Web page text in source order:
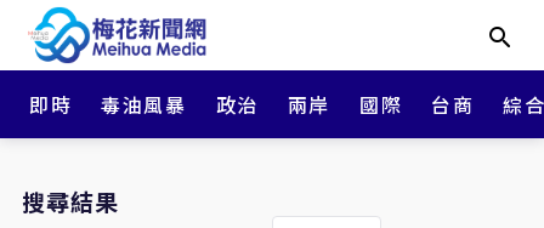
即時 毒油風暴 政治 兩岸 國際 台商 綜
搜尋結果